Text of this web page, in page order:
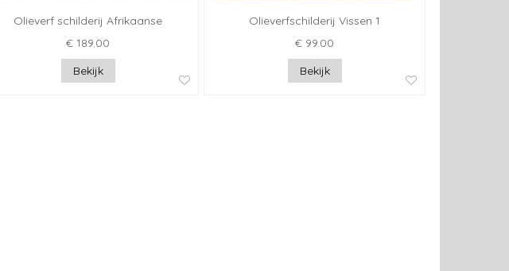
Olieverf schilderij Afrikaanse
€ 189.00
Bekijk
Olieverfschilderij Vissen 1
€ 99.00
Bekijk